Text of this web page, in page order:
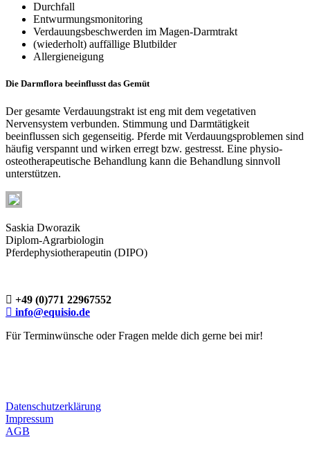
Durchfall
Entwurmungsmonitoring
Verdauungsbeschwerden im Magen-Darmtrakt
(wiederholt) auffällige Blutbilder
Allergieneigung
Die Darmflora beeinflusst das Gemüt
Der gesamte Verdauungstrakt ist eng mit dem vegetativen
Nervensystem verbunden. Stimmung und Darmtätigkeit
beeinflussen sich gegenseitig. Pferde mit Verdauungsproblemen sind
häufig verspannt und wirken erregt bzw. gestresst. Eine physio-
osteotherapeutische Behandlung kann die Behandlung sinnvoll
unterstützen.
Saskia Dworazik
Diplom-Agrarbiologin
Pferdephysiotherapeutin (DIPO)
+49 (0)771 22967552
info@equisio.de
Für Terminwünsche oder Fragen melde dich gerne bei mir!
Datenschutzerklärung
Impressum
AGB